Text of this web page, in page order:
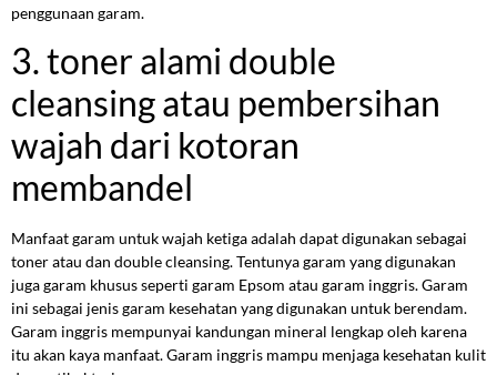
penggunaan garam.
3. toner alami double
cleansing atau pembersihan
wajah dari kotoran
membandel
Manfaat garam untuk wajah ketiga adalah dapat digunakan sebagai
toner atau dan double cleansing. Tentunya garam yang digunakan
juga garam khusus seperti garam Epsom atau garam inggris. Garam
ini sebagai jenis garam kesehatan yang digunakan untuk berendam.
Garam inggris mempunyai kandungan mineral lengkap oleh karena
itu akan kaya manfaat. Garam inggris mampu menjaga kesehatan kulit